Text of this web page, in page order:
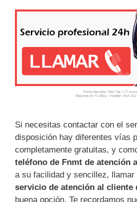
Si necesitas contactar con el
disposición hay diferentes vías
completamente gratuitas, y
teléfono de Fnmt de atención
a su facilidad y sencillez, llamar
servicio de atención al cliente
buena opción. Te recordamos